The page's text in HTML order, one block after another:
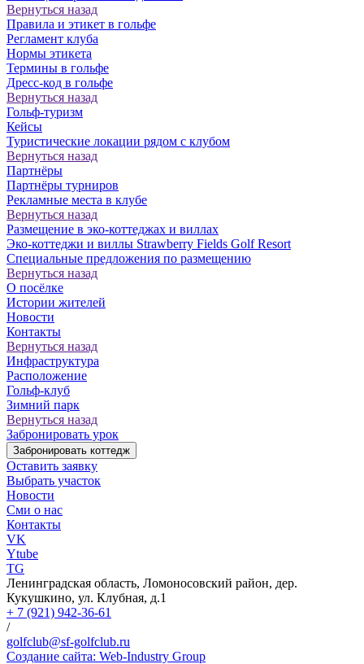
Вернуться назад
Правила и этикет в гольфе
Регламент клуба
Нормы этикета
Термины в гольфе
Дресс-код в гольфе
Вернуться назад
Гольф-туризм
Кейсы
Туристические локации рядом с клубом
Вернуться назад
Партнёры
Партнёры турниров
Рекламные места в клубе
Вернуться назад
Размещение в эко-коттеджах и виллах
Эко-коттеджи и виллы Strawberry Fields Golf Resort
Специальные предложения по размещению
Вернуться назад
О посёлке
Истории жителей
Новости
Контакты
Вернуться назад
Инфраструктура
Расположение
Гольф-клуб
Зимний парк
Вернуться назад
Забронировать урок
Забронировать коттедж
Оставить заявку
Выбрать участок
Новости
Сми о нас
Контакты
VK
Ytube
TG
Ленинградская область, Ломоносовский район, дер.
Кукушкино, ул. Клубная, д.1
+ 7 (921) 942-36-61
/
golfclub@sf-golfclub.ru
Создание сайта: Web-Industry Group